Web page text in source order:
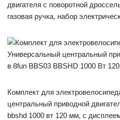
двигателя с поворотной
газовая ручка, набор
Комплект для
центральный приводной
bbshd 1000 вт 120 мм, с